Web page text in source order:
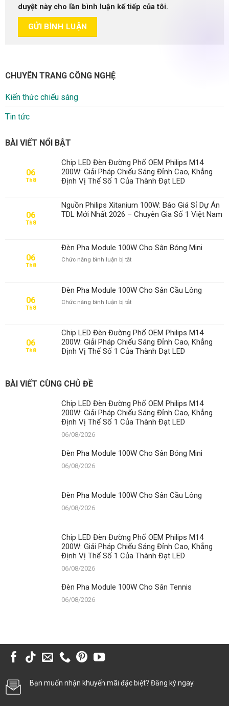
duyệt này cho lần bình luận kế tiếp của tôi.
CHUYÊN TRANG CÔNG NGHỆ
Kiến thức chiếu sáng
Tin tức
BÀI VIẾT NỔI BẬT
06
Th8
Chip LED Đèn Đường Phố OEM Philips M14
200W: Giải Pháp Chiếu Sáng Đỉnh Cao, Khẳng
Định Vị Thế Số 1 Của Thành Đạt LED
06
Th8
Nguồn Philips Xitanium 100W: Báo Giá Sỉ Dự Án
TDL Mới Nhất 2026 – Chuyên Gia Số 1 Việt Nam
06
Th8
Đèn Pha Module 100W Cho Sân Bóng Mini
Chức năng bình luận bị tắtở
100W
Cho
Mini
06
Th8
Đèn Pha Module 100W Cho Sân Cầu Lông
Chức năng bình luận bị tắtở
Module
100W
Cho
Sân
06
Th8
Chip LED Đèn Đường Phố OEM Philips M14
200W: Giải Pháp Chiếu Sáng Đỉnh Cao, Khẳng
Định Vị Thế Số 1 Của Thành Đạt LED
BÀI VIẾT CÙNG CHỦ ĐỀ
Chip LED Đèn Đường Phố OEM Philips M14
200W: Giải Pháp Chiếu Sáng Đỉnh Cao, Khẳng
Định Vị Thế Số 1 Của Thành Đạt LED
06/08/2026
Đèn Pha Module 100W Cho Sân Bóng Mini
06/08/2026
Đèn Pha Module 100W Cho Sân Cầu Lông
06/08/2026
Chip LED Đèn Đường Phố OEM Philips M14
200W: Giải Pháp Chiếu Sáng Đỉnh Cao, Khẳng
Định Vị Thế Số 1 Của Thành Đạt LED
06/08/2026
Đèn Pha Module 100W Cho Sân Tennis
06/08/2026
Bạn muốn nhận khuyến mãi đặc biệt? Đăng ký ngay.